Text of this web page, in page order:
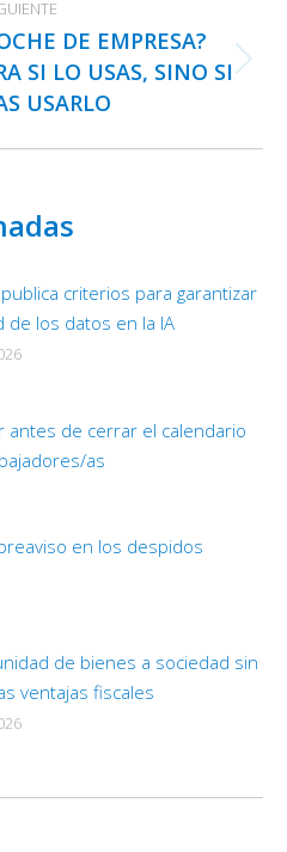
Publicación
siguiente:
DE EMPRESA?
SI LO USAS, SINO SI
USARLO
publica criterios para garantizar
de los datos en la IA
antes de cerrar el calendario
as
en los despidos
de bienes a sociedad sin
ventajas fiscales